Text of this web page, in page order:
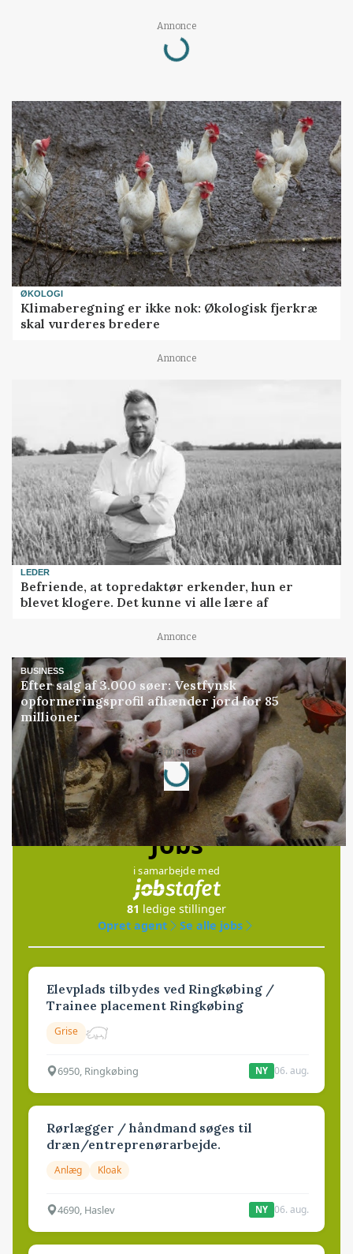
Annonce
Loading...
ØKOLOGI
Klimaberegning er ikke nok: Økologisk fjerkræ
skal vurderes bredere
Annonce
LEDER
Befriende, at topredaktør erkender, hun er
blevet klogere. Det kunne vi alle lære af
Annonce
BUSINESS
Efter salg af 3.000 søer: Vestfynsk
opformeringsprofil afhænder jord for 85
millioner
Annonce
Loading...
Jobs
i samarbejde med
81 ledige stillinger
Opret agent
Se alle jobs
Elevplads tilbydes ved Ringkøbing /
Trainee placement Ringkøbing
Grise
6950, Ringkøbing NY 06. aug.
Rørlægger / håndmand søges til
dræn/entreprenørarbejde.
Anlæg Kloak
4690, Haslev NY 06. aug.